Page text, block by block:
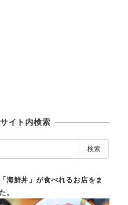
サイト内検索
検索
海鮮丼」が食べれるお店をま
。